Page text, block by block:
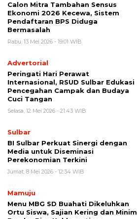
Calon Mitra Tambahan Sensus
Ekonomi 2026 Kecewa, Sistem
Pendaftaran BPS Diduga
Bermasalah
Rabu, 13 Mei 2026 - 19:01 WIB
Advertorial
Peringati Hari Perawat
Internasional, RSUD Sulbar Edukasi
Pencegahan Campak dan Budaya
Cuci Tangan
Selasa, 12 Mei 2026 - 21:43 WIB
Sulbar
BI Sulbar Perkuat Sinergi dengan
Media untuk Diseminasi
Perekonomian Terkini
Jumat, 8 Mei 2026 - 12:34 WIB
Mamuju
Menu MBG SD Buahati Dikeluhkan
Ortu Siswa, Sajian Kering dan Minim